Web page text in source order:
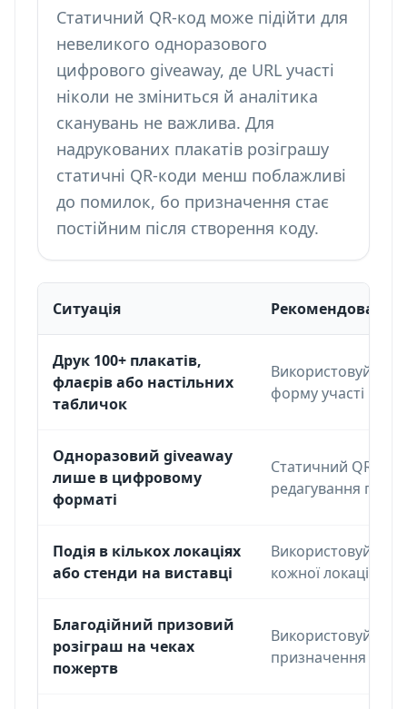
Статичний QR-код може підійти для
невеликого одноразового
цифрового giveaway, де URL участі
ніколи не зміниться й аналітика
сканувань не важлива. Для
надрукованих плакатів розіграшу
статичні QR-коди менш поблажливі
до помилок, бо призначення стає
постійним після створення коду.
Ситуація Рекомендований
Друк 100+ плакатів,
флаєрів або настільних
табличок
Використовуйте
форму участі
Одноразовий giveaway
лише в цифровому
форматі
Статичний QR-
редагування
Подія в кількох локаціях
або стенди на виставці
Використовуйте
кожної локації,
Благодійний призовий
розіграш на чеках
пожертв
Використовуйте
призначення з